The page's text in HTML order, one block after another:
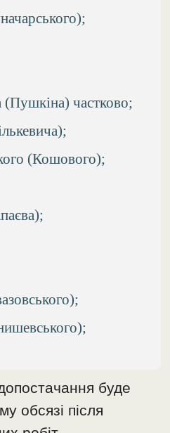
(Пушкіна) частково;
(Кошового);
буде
обсязі після